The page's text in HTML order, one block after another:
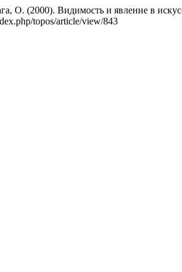
О. (2000). Видимость и явление в
topos/article/view/843